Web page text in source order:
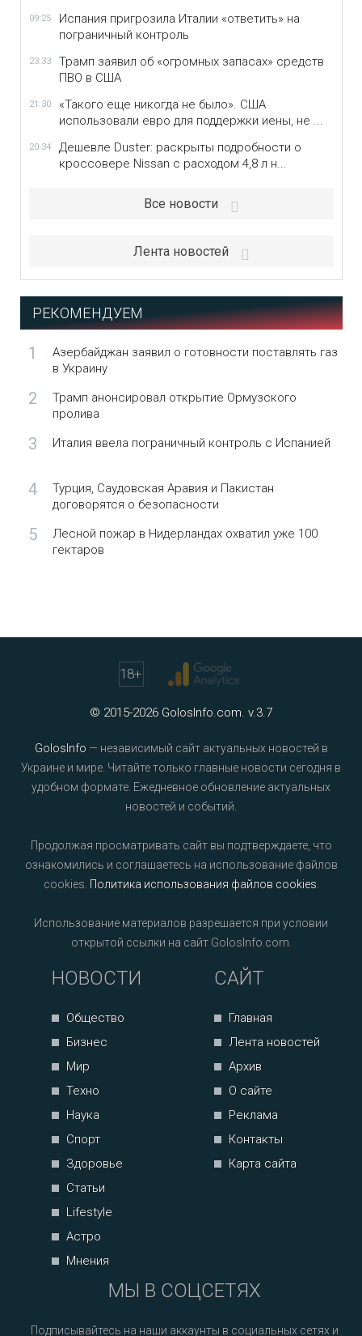
09:25
Испания пригрозила Италии «ответить» на
пограничный контроль
23:33
Трамп заявил об «огромных запасах» средств
ПВО в США
21:30
«Такого еще никогда не было». США
использовали евро для поддержки иены, не ...
20:34
Дешевле Duster: раскрыты подробности о
кроссовере Nissan с расходом 4,8 л н...
Все новости
Лента новостей
РЕКОМЕНДУЕМ
1
Азербайджан заявил о готовности поставлять газ
в Украину
2
Трамп анонсировал открытие Ормузского
пролива
3 Италия ввела пограничный контроль с Испанией
4
Турция, Саудовская Аравия и Пакистан
договорятся о безопасности
5
Лесной пожар в Нидерландах охватил уже 100
гектаров
18+
© 2015-2026 GolosInfo.com. v.3.7
GolosInfo — независимый сайт актуальных новостей в
Украине и мире. Читайте только главные новости сегодня в
удобном формате. Ежедневное обновление актуальных
новостей и событий.
Продолжая просматривать сайт вы подтверждаете, что
ознакомились и соглашаетесь на использование файлов
cookies. Политика использования файлов cookies
Использование материалов разрешается при условии
открытой ссылки на сайт GolosInfo.com.
НОВОСТИ
Общество
Бизнес
Мир
Техно
Наука
Спорт
Здоровье
Статьи
Lifestyle
Астро
Мнения
САЙТ
Главная
Лента новостей
Архив
О сайте
Реклама
Контакты
Карта сайта
МЫ В СОЦСЕТЯХ
Подписывайтесь на наши аккаунты в социальных сетях и